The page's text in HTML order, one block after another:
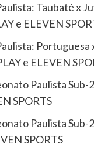
Taubaté x
e ELEVEN
Portuguesa
e ELEVEN
Paulista Sub-
SPORTS
Paulista
SPORTS